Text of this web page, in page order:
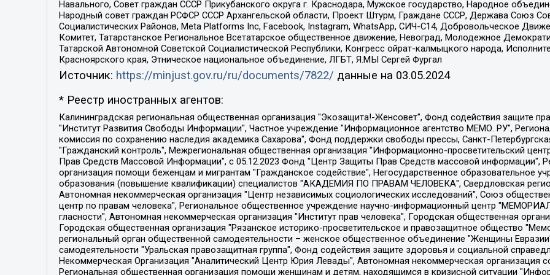
Навального, Совет граждан СССР Прикубанского округа г. Краснодара, Мужское государство, Народное
Народный совет граждан РСФСР СССР Архангельской области, Проект Штурм, Граждане СССР, Держава Союз
Социалистических Районов, Meta Platforms Inc, Facebook, Instagram, WhatsApp, СИЧ-С14, Добровольческое
Комитет, Татарстанское Региональное Всетатарское общественное движение, Невоград, Молодежное
Татарской Автономной Советской Социалистической Республики, Конгресс ойрат-калмыцкого народа,
Красноярского края, Этническое национальное объединение, ЛГБТ, Я.МЫ Сергей Фургал
Источник: https://minjust.gov.ru/ru/documents/7822/ данные на 03.05.2024
* Реестр иностранных агентов:
Калининградская региональная общественная организация "Экозащита!-Женсовет", Фонд содействия защите прав и свобод граждан "Общественный вердикт", Фонд "Институт Развития Свободы Информации", Частное учреждение "Информационное агентство МЕМО. РУ", Региональная общественная организация "Общественная комиссия по сохранению наследия академика Сахарова", Фонд поддержки свободы прессы, Санкт-Петербургская общественная правозащитная организация "Гражданский контроль", Межрегиональная общественная организация "Информационно-просветительский центр "Мемориал", Региональный Фонд "Центр Защиты Прав Средств Массовой Информации", с 05.12.2023 Фонд "Центр Защиты Прав Средств массовой информации", Региональная общественная благотворительная организация помощи беженцам и мигрантам "Гражданское содействие", Негосударственное образовательное учреждение дополнительного профессионального образования (повышение квалификации) специалистов "АКАДЕМИЯ ПО ПРАВАМ ЧЕЛОВЕКА", Свердловская региональная общественная организация "Сутяжник", Автономная некоммерческая организация "Центр независимых социологических исследований", Союз общественных объединений "Российский исследовательский центр по правам человека", Региональное общественное учреждение научно-информационный центр "МЕМОРИАЛ", Некоммерческая организация "Фонд защиты гласности", Автономная некоммерческая организация "Институт прав человека", Городская общественная организация "Екатеринбургское общество "МЕМОРИАЛ", Городская общественная организация "Рязанское историко-просветительское и правозащитное общество "Мемориал" (Рязанский Мемориал), Челябинский региональный орган общественной самодеятельности – женское общественное объединение "Женщины Евразии", Челябинский региональный орган общественной самодеятельности "Уральская правозащитная группа", Фонд содействия защите здоровья и социальной справедливости имени Андрея Рылькова, Автономная Некоммерческая Организация "Аналитический Центр Юрия Левады", Автономная некоммерческая организация социальной поддержки населения "Проект Апрель", Региональная общественная организация помощи женщинам и детям, находящимся в кризисной ситуации "Информационно-методический центр "Анна", Фонд содействия развитию массовых коммуникаций и правовому просвещению "Так-так-Так", Фонд содействия устойчивому развитию "Серебряная тайга", Свердловский региональный общественный фонд социальных проектов "Новое время", "Idel.Реалии", Кавказ.Реалии, Крым.Реалии, Телеканал Настоящее Время, Татаро-башкирская служба Радио Свобода (Azatliq Radiosi), Радио Свободная Европа/Радио Свобода (PCE/PC), "Сибирь.Реалии", "Фактограф", Благотворительный фонд помощи осужденным и их семьям, Автономная некоммерческая организация "Институт глобализации и социальных движений", Фонд "В защиту прав заключенных", Частное учреждение "Центр поддержки и содействия развитию средств массовой информации", Пензенский региональный общественный благотворительный фонд "Гражданский союз", "Север.Реалии", Некоммерческая организация Фонд "Правовая инициатива", Общество с ограниченной ответственностью "Радио Свободная Европа/Радио Свобода", Чешское информационное агентство "MEDIUM-ORIENT", Красноярская региональная общественная организация "Мы против СПИДа", Камалягин Денис Николаевич, Маркелов Сергей Евгеньевич, Пономарев Лев Александрович, Савицкая Людмила Алексеевна, Автономная некоммерческая организация "Центр по работе с проблемой насилия "НАСИЛИЮ.НЕТ", Межрегиональный профессиональный союз работников здравоохранения "Альянс врачей", Юридическое лицо, зарегистрированное в Латвийской Республике, SIA "Medusa Project" (регистрационный номер 40103797863, дата регистрации 10.06.2014), Некоммерческая организация "Фонд по борьбе с коррупцией", Автономная некоммерческая организация "Институт права и публичной политики", Баданин Роман Сергеевич, Гликин Максим Александрович, Железнова Мария Михайловна, Лукьянова Юлия Сергеевна, Маетная Елизавета Витальевна, Маняхин Петр Борисович, Чуракова Ольга Владимировна, Ярош Юлия Петровна, Юридическое лицо "The Insider SIA", зарегистрированное в Риге, Латвийская Республика (дата регистрации 26.06.2015), являющееся администратором доменного имени интернет-издания "The Insider SIA", https://theins.ru, Постернак Алексей Евгеньевич, Рубин Михаил Аркадьевич, Анин Роман Александрович, Юридическое лицо Istories fonds, зарегистрированное в Латвийской Республике (регистрационный номер 50008295751, дата регистрации 24.02.2020), Великовский Дмитрий Александрович, Долинина Ирина Николаевна, Мароховская Алеся Алексеевна, Шлейнов Роман Юрьевич, Шмагун Олеся Валентиновна, Общество с ограниченной ответственностью "Альтаир 2021", Общество с ограниченной ответственностью "Вега 2021", Общество с ограниченной ответственностью "Главный редактор 2021", Общество с ограниченной ответственностью "Ромашки монолит", Важенков Артем Валерьевич, Ивановская областная общественная организация "Центр гендерных исследований", Гурман Юрий Альбертович, Медиапроект "ОВД-Инфо", Егоров Владимир Владимирович, Жилинский Владимир Александрович, Общество с ограниченной ответственностью "ЗП", Иванова София Юрьевна, Карезина Инна Павловна, Кильтау Екатерина Викторовна, Петров Алексей Викторович, Пискунов Сергей Евгеньевич, Смирнов Сергей Сергеевич, Тихонов Михаил Сергеевич, Общество с ограниченной ответственностью "ЖУРНАЛИСТ-ИНОСТРАННЫЙ АГЕНТ", Арапова Галина Юрьевна, Вольтская Татьяна Анатольевна, Американская компания "Mason G.E.S. Anonymous Foundation" (США), являющаяся владельцем интернет-издания https://mnews.world/, Компания "Stichting Bellingcat", зарегистрированная в Нидерландах (дата регистрации 11.07.2018), Захаров Андрей Вячеславович, Клепиковская Екатерина Дмитриевна, Общество с ограниченной ответственностью "МЕМО", Перл Роман Александрович, Симонов Евгений Алексеевич, Соловьева Елена Анатольевна, Сотников Даниил Владимирович, Сурначева Елизавета Дмитриевна, Автономная некоммерческая организация по защите прав человека и информированию населения "Якутия – Наше Мнение", Общество с ограниченной ответственностью "Москоу диджитал медиа", с 26.01.2023 Общество с ограниченной ответственностью "Чайка Белые сады", Ветошкина Валерия Валерьевна, Заговора Максим Александрович, Межрегиональное общественное движение "Российская ЛГБТ - сеть", Оленичев Максим Владимирович, Павлов Иван Юрьевич, Скворцова Елена Сергеевна, Общество с ограниченной ответственностью "Как бы инагент", Кочетков Игорь Викторович, Общество с ограниченной ответственностью "Честные выборы", Еланчик Олег Александрович, Общество с ограниченной ответственностью "Нобелевский призыв", Гималова Регина Эмилевна, Григорьев Андрей Валерьевич, Григорьева Алина Александровна, Ассоциация по содействию защите прав призывников, альтернативнослужащих и военнослужащих "Правозащитная группа